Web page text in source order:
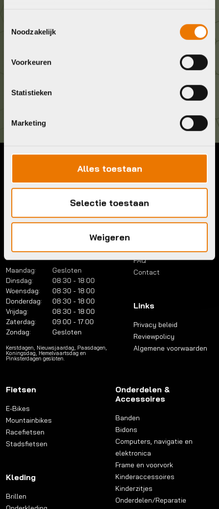
Noodzakelijk
Voorkeuren
Statistieken
Marketing
Alles toestaan
Selectie toestaan
Weigeren
Geef ons een belletje
Brouwerstraat 8B
Telefoon:
036 5304422
info@bykestore.nl
Brouwerstraat 8B
1315 BP Almere
Openingstijden
Maandag:
Gesloten
Dinsdag:
08:30 - 18:00
Woensdag:
08:30 - 18:00
Donderdag:
08:30 - 18:00
Vrijdag:
08:30 - 18:00
Zaterdag:
09:00 - 17:00
Zondag:
Gesloten
Kerstdagen, Nieuwsjaardag, Paasdagen,
Koningsdag, Hemelvaartsdag en
Pinksterdagen gesloten.
Menu
Account
Lease a bike
Over ons
FAQ
Contact
Links
Privacy beleid
Reviewpolicy
Algemene voorwaarden
Fietsen
E-Bikes
Mountainbikes
Racefietsen
Stadsfietsen
Kleding
Brillen
Onderdelen &
Accessoires
Banden
Bidons
Computers, navigatie en
elektronica
Frame en voorvork
Kinderaccessoires
Kinderzitjes
Onderdelen/Reparatie